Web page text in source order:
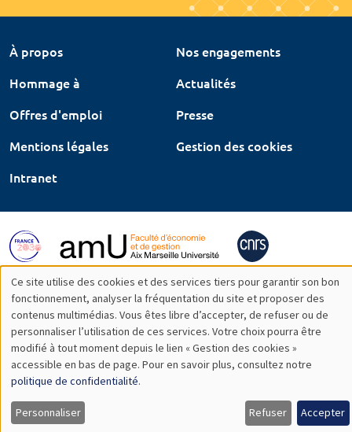
À propos
Nos engagements
Hommage à
Actualités
Offres d'emploi
Presse
Mentions légales
Gestion des cookies
Intranet
Utilisation
des
données
personnelles
et
Ce site utilise des cookies et des services tiers pour garantir son bon
fonctionnement, analyser la fréquentation du site et proposer des
contenus multimédias. Vous êtes libre d’accepter, de refuser ou de
personnaliser l’utilisation de ces services. Votre choix pourra être
modifié à tout moment depuis le lien « Gestion des cookies »
accessible en bas de page. Pour en savoir plus, consultez notre
politique de confidentialité.
Personnaliser Refuser Accepter